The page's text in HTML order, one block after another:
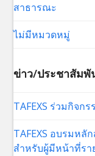
สาธารณะ
ไม่มีหมวดหมู่
ข่าว/ประชาสัมพั
TAFEXS ร่วมกิจก
TAFEXS อบรมหลั
สำหรับผู้มีหน้าที่รา